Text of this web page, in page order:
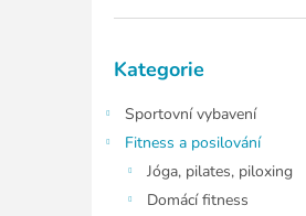
kategorie
Kategorie
Sportovní vybavení
Fitness a posilování
Jóga, pilates, piloxing
Domácí fitness